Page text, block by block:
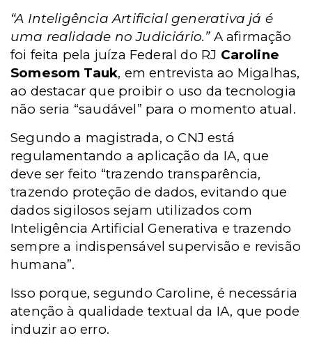
“A Inteligência Artificial generativa já é
uma realidade no Judiciário.”A afirmação
foi feita pela juíza Federal do RJ Caroline
Somesom Tauk, em entrevista ao Migalhas,
ao destacar que proibir o uso da tecnologia
não seria “saudável” para o momento atual.
Segundo a magistrada, o CNJ está
regulamentando a aplicação da IA, que
deve ser feito “trazendo transparência,
trazendo proteção de dados, evitando que
dados sigilosos sejam utilizados com
Inteligência Artificial Generativa e trazendo
sempre a indispensável supervisão e revisão
humana”.
Isso porque, segundo Caroline, é necessária
atenção à qualidade textual da IA, que pode
induzir ao erro.